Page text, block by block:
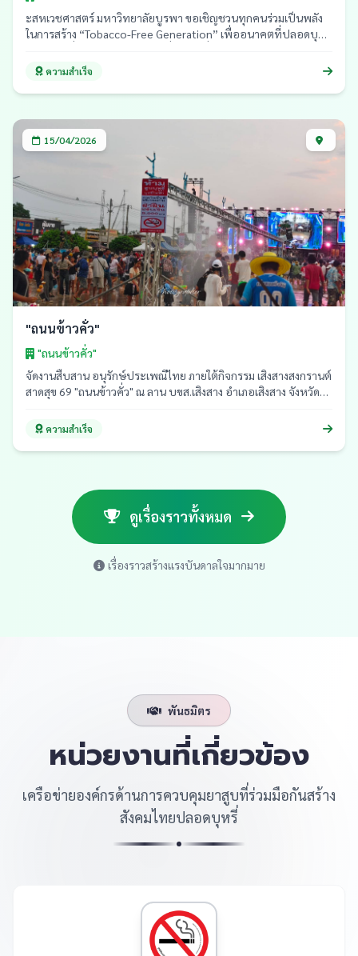
ะสหเวชศาสตร์ มหาวิทยาลัยบูรพา ขอเชิญชวนทุกคนร่วมเป็นพลัง
ในการสร้าง “Tobacco-Free Generation” เพื่ออนาคตที่ปลอดบุหรี่
ความสำเร็จ
15/04/2026
"ถนนข้าวคั่ว"
"ถนนข้าวคั่ว"
จัดงานสืบสาน อนุรักษ์ประเพณีไทย ภายใต้กิจกรรม เสิงสางสงกรานต์
สาดสุข 69 "ถนนข้าวคั่ว" ณ ลาน บขส.เสิงสาง อำเภอเสิงสาง จังหวัด
ความสำเร็จ
ดูเรื่องราวทั้งหมด
เรื่องราวสร้างแรงบันดาลใจมากมาย
พันธมิตร
หน่วยงานที่เกี่ยวข้อง
เครือข่ายองค์กรด้านการควบคุมยาสูบที่ร่วมมือกันสร้าง
สังคมไทยปลอดบุหรี่